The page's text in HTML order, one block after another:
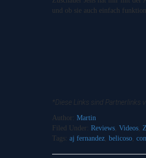
und ob sie auch einfach
*Diese Links sind Partnerlinks
Author: Martin
Filed Under: Reviews Videos
Tags: aj fernandez belicoso